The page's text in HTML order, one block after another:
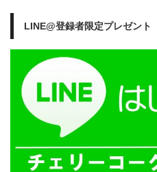
LINE@登録者限定プレゼント